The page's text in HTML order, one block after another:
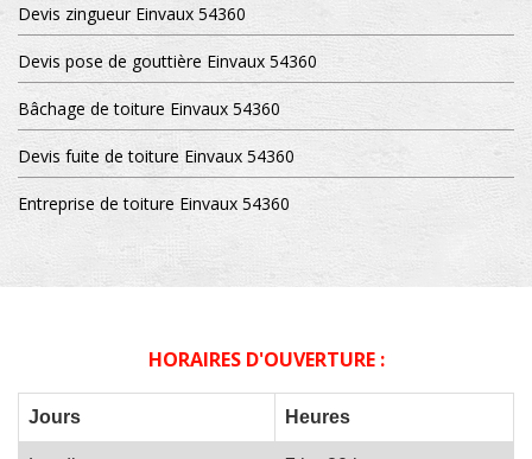
Devis zingueur Einvaux 54360
Devis pose de gouttière Einvaux 54360
Bâchage de toiture Einvaux 54360
Devis fuite de toiture Einvaux 54360
Entreprise de toiture Einvaux 54360
HORAIRES D'OUVERTURE :
Jours Heures